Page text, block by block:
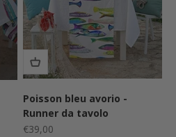
Poisson bleu avorio -
Runner da tavolo
Prezzo scontato
€39,00